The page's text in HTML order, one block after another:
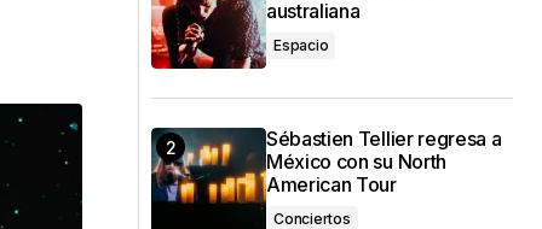
australiana
Espacio
Sébastien Tellier regresa a
México con su North
American Tour
Conciertos